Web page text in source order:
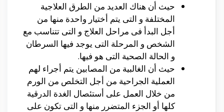
حيث أن هناك العديد من الطرق العلاجية
المختلفة و التى يتم أختيار واحدة منها من
أجل البدأ فى مراحل العلاج و التى تتناسب مع
الشخص و المرحلة التى يوجد فيها السرطان
و الحالة الصحية التى هو فيها.
حيث أن الغالبية من المصابين يتم أجراء لهم
العملية الجراحية من أجل التخلص من الورم
من خلال العمل على أستئصال الغدة الدرقية
كلها أو الجزء المتضرر منها و التى تكون على